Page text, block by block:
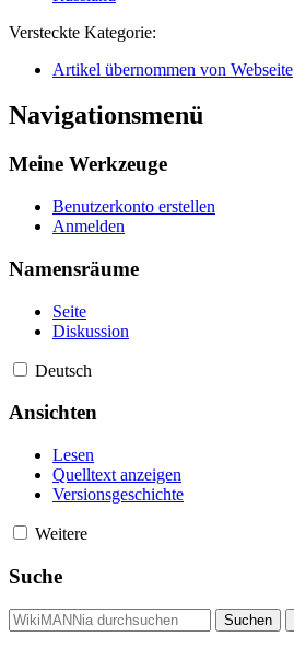
Versteckte Kategorie:
Artikel übernommen von Webseite
Navigationsmenü
Meine Werkzeuge
Benutzerkonto erstellen
Anmelden
Namensräume
Seite
Diskussion
Deutsch
Ansichten
Lesen
Quelltext anzeigen
Versionsgeschichte
Weitere
Suche